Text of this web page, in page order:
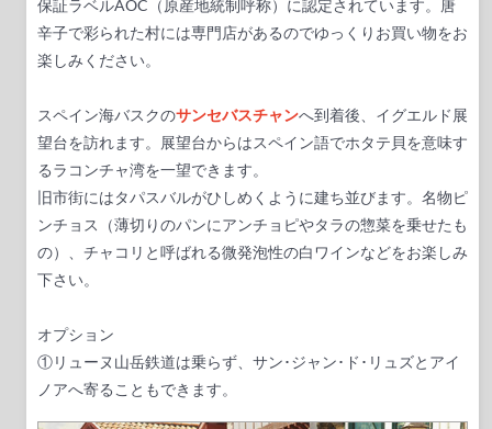
保証ラベルAOC（原産地統制呼称）に認定されています。唐
辛子で彩られた村には専門店があるのでゆっくりお買い物をお
楽しみください。
スペイン海バスクのサンセバスチャンへ到着後、イグエルド展
望台を訪れます。展望台からはスペイン語でホタテ貝を意味す
るラコンチャ湾を一望できます。
旧市街にはタパスバルがひしめくように建ち並びます。名物ピ
ンチョス（薄切りのパンにアンチョピやタラの惣菜を乗せたも
の）、チャコリと呼ばれる微発泡性の白ワインなどをお楽しみ
下さい。
オプション
①リューヌ山岳鉄道は乗らず、 サン･ジャン･ド･リュズとアイ
ノアへ寄ることもできます。